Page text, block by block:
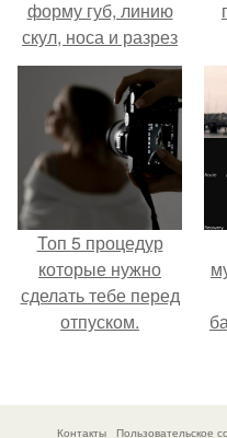
форму губ, линию
скул, носа и разрез
глаз.
Топ 5 процедур
которые нужно
сделать тебе перед
отпуском.
Контакты Пользовательское